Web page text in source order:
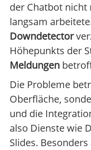
der Chatbot nicht
langsam
Downdetector
Höhepunkts der
Meldungen
Die Probleme
Oberfläche,
und die
also Dienste wie
Slides.